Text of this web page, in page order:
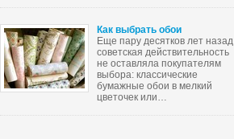
Как выбрать обои
Еще пару десятков лет назад
советская действительность
не оставляла покупателям
выбора: классические
бумажные обои в мелкий
цветочек или…